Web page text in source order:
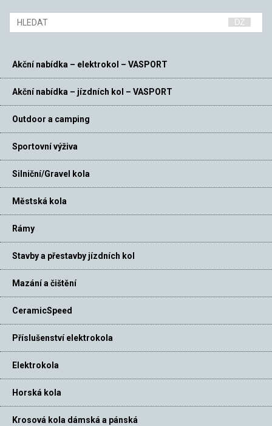
Akční nabídka – elektrokol – VASPORT
Akční nabídka – jízdních kol – VASPORT
Outdoor a camping
Sportovní výživa
Silniční/Gravel kola
Městská kola
Rámy
Stavby a přestavby jízdních kol
Mazání a čištění
CeramicSpeed
Příslušenství elektrokola
Elektrokola
Horská kola
Krosová kola dámská a pánská